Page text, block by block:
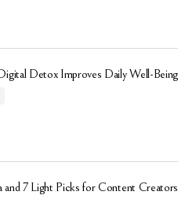
Detox Improves Daily Well-Being
and 7 Light Picks for Content Creators